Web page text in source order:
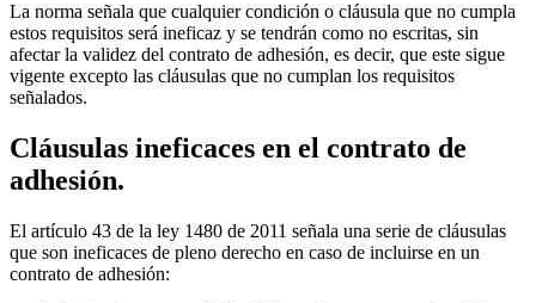
La norma señala que cualquier condición o cláusula que no cumpla
estos requisitos será ineficaz y se tendrán como no escritas, sin
afectar la validez del contrato de adhesión, es decir, que este sigue
vigente excepto las cláusulas que no cumplan los requisitos
señalados.
Cláusulas ineficaces en el contrato de
adhesión.
El artículo 43 de la ley 1480 de 2011 señala una serie de cláusulas
que son ineficaces de pleno derecho en caso de incluirse en un
contrato de adhesión: